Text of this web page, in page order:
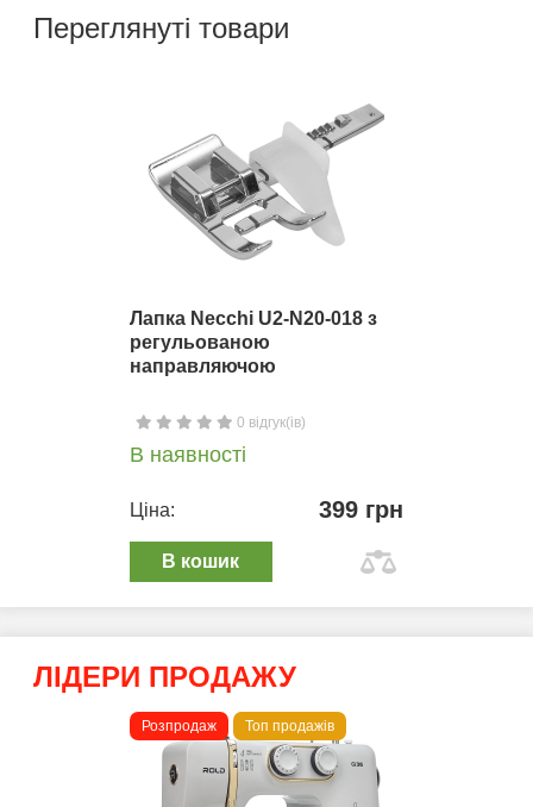
Переглянуті товари
Лапка Necchi U2-N20-018 з
регульованою
направляючою
0 відгук(ів)
В наявності
Ціна: 399 грн
В кошик
ЛІДЕРИ ПРОДАЖУ
Розпродаж Топ продажів